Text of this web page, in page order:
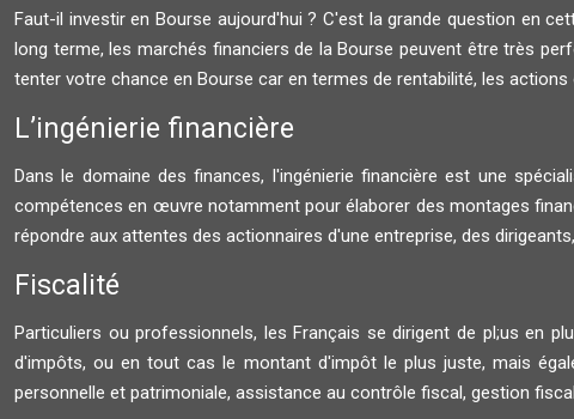
Faut-il investir en Bourse aujourd'hui ? C'est la grande question en
long terme, les marchés financiers de la Bourse peuvent être très
tenter votre chance en Bourse car en termes de rentabilité, les
L’ingénierie financière
Dans le domaine des finances, l'ingénierie financière est une
compétences en œuvre notamment pour élaborer des montages
répondre aux attentes des actionnaires d'une entreprise, des
Fiscalité
Particuliers ou professionnels, les Français se dirigent de pl;us en
d'impôts, ou en tout cas le montant d'impôt le plus juste, mais
personnelle et patrimoniale, assistance au contrôle fiscal, gestion